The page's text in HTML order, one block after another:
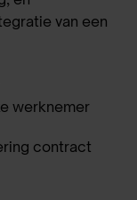
van een
werknemer
contract